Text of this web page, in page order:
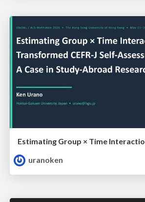
uranoken